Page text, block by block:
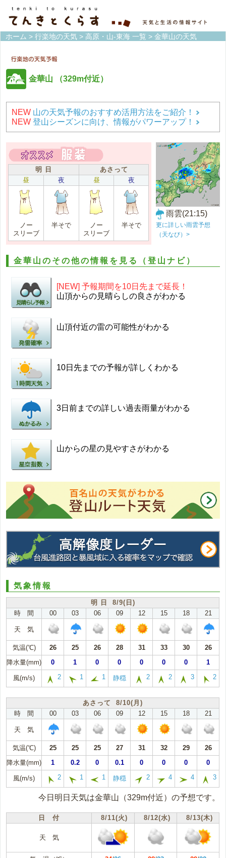
ホーム > 行楽地の天気 > 高原・山-東海 一覧 > 金華山の天気
金華山 （329m付近）
NEW 山の天気予報のおすすめ活用方法をご紹介！
NEW 登山シーズンに向け、情報がパワーアップ！
明 日
あさって
昼
夜 昼 夜
ノー
スリーブ
半そで
ノー
スリーブ
半そで
雨雲(21:15)
更に詳しい雨雲予想
（天なび）>
金華山のその他の情報を見る（登山ナビ）
[NEW] 予報期間を10日先まで延長！
山頂からの見晴らしの良さがわかる
山頂付近の雷の可能性がわかる
10日先までの予報が詳しくわかる
3日前までの詳しい過去雨量がわかる
山からの星の見やすさがわかる
気象情報
明 日 8/9(日)
時 間
00 03 06 09 12 15 18 21
天 気
気温(℃) 26 25 26 28 31 33 30
26
降水量(mm)
0 1 0 0 0 0 0 1
風(m/s) 2 1 1 静穏 2 2 3 2
あさって 8/10(月)
時 間
00 03 06 09 12 15 18 21
天 気
気温(℃) 25 25 25 27 31 32 29
26
降水量(mm)
1 0.2 0 0.1 0 0 0 0
風(m/s) 2 1 1 静穏 2 4 4 3
今日明日天気は金華山（329m付近）の予想です。
日 付 8/11(火) 8/12(水) 8/13(木)
天 気